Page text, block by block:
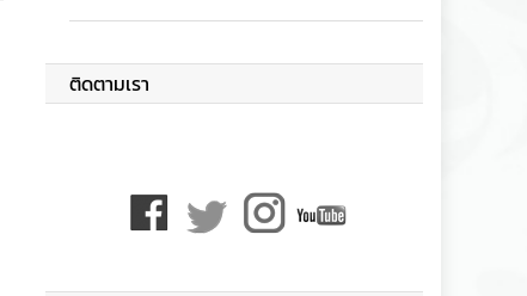
ติดตามเรา